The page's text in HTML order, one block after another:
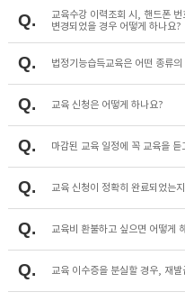
Q
교육수강 이력조회 시, 핸드폰
변경되었을 경우 어떻게 하나요?
Q 법정기능습득교육은 어떤 종류의
Q 교육 신청은 어떻게 하나요?
Q 마감된 교육 일정에 꼭 교육을
Q 교육 신청이 정확히 완료되었는
Q 교육비 환불하고 싶으면 어떻게
Q 교육 이수증을 분실할 경우, 재